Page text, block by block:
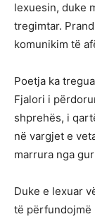
lexuesin, duke
tregimtar.
komunikim të
Poetja ka
Fjalori i
shprehës, i
në vargjet e
marrura nga
Duke e lexuar
të përfundojmë